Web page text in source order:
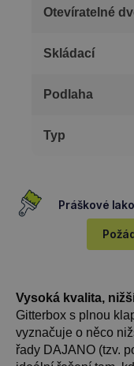
Otevíratelné
Skládací
Podlaha
Typ
Práškové
Vysoká kvalita,
Gitterbox s plnou
vyznačuje o něco
řady DAJANO (tzv.